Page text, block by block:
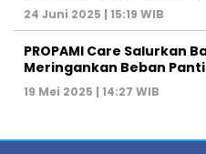
24 Juni 2025 | 15:19 WIB
PROPAMI Care Salurkan
Meringankan Beban
19 Mei 2025 | 14:27 WIB